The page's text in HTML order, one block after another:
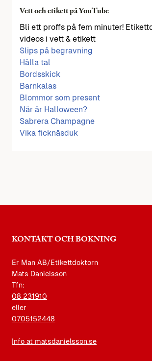
Vett och etikett på YouTube
Bli ett proffs på fem minuter!
videos i vett & etikett
Slips på begravning
Hålla tal
Bordsskick
Barnkalas
Blommor som present
När är Halloween?
Sabrera Champagne
Vika ficknäsduk
KONTAKT OCH BOKNING
Er Man AB/Etikettdoktorn
Mats Danielsson
Tfn:
08 231910
eller
0705152448
Info at matsdanielsson.se